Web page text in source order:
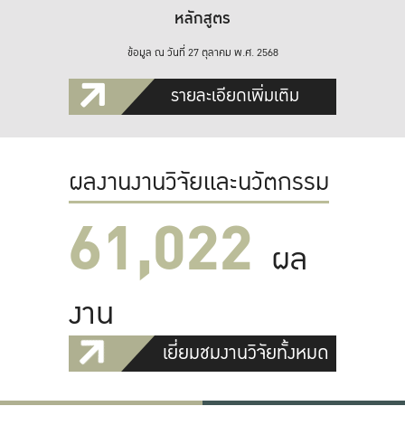
หลักสูตร
ข้อมูล ณ วันที่ 27 ตุลาคม พ.ศ. 2568
รายละเอียดเพิ่มเติม
ผลงานงานวิจัยและนวัตกรรม
61,022 ผล
งาน
เยี่ยมชมงานวิจัยทั้งหมด